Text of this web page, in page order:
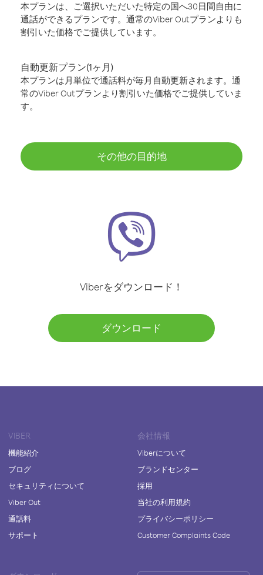
本プランは、ご選択いただいた特定の国へ30日間自由に
通話ができるプランです。通常のViber Outプランよりも
割引いた価格でご提供しています。
自動更新プラン(1ヶ月)
本プランは月単位で通話料が毎月自動更新されます。通
常のViber Outプランより割引いた価格でご提供していま
す。
その他の目的地
Viberをダウンロード！
ダウンロード
VIBER
機能紹介
ブログ
セキュリティについて
Viber Out
通話料
サポート
会社情報
Viberについて
ブランドセンター
採用
当社の利用規約
プライバシーポリシー
Customer Complaints Code